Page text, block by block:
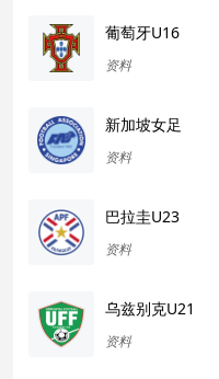
葡萄牙U16
资料
新加坡女足
资料
巴拉圭U23
资料
乌兹别克U21
资料